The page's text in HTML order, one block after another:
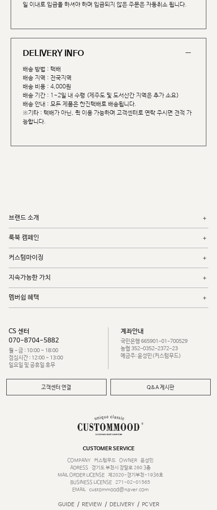
일 이내로 입금을 하셔야 하며 입금되지 않은 주문은 자동취소 됩니다.
DELIVERY INFO
배송 방법 : 택배
배송 지역 : 전국지역
배송 비용 : 4,000원
배송 기간 : 1~2일 내 수령 (제주도 및 도서산간 지역은 추가 소요)
배송 안내 : 모든 제품은 한진택배로 배송됩니다.
※기타 : 택배가 아닌, 퀵 이용 가능하며 고객센터로 연락 주시면 견적 가
능합니다.
브랜드 소개
룩북 캠페인
커스텀마이징
지속가능한 가치
멤버쉽 혜택
CS 센터
070-8704-5882
월 - 금 : 10:00 ~ 18:00
점심시간 : 12:00 ~ 13:00
일요일 및 공휴일 휴무
계좌안내
국민은행 665901-01-700529
농협 352-0352-2372-23
예금주: 윤성민(커스텀무드)
고객센터 연결 Q&A 게시판
CUSTOMER SERVICE
COMPANY
커스텀무드 OWNER
윤성민
ADRESS
경기도 부천시 장말로 260 3층
MAIL ORDER LICENSE
제2020-경기부천-1936호
BUSINESS LICENSE 271-02-01565
EMAIL
custommood@naver.com
GUIDE / REVIEW / DELIVERY / PC VER